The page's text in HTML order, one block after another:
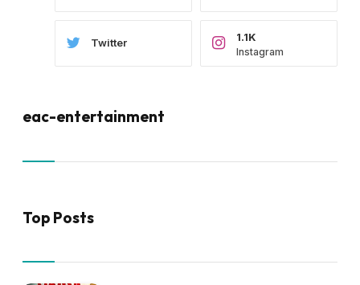
Twitter
Instagram
1.1K
eac-entertainment
Top Posts